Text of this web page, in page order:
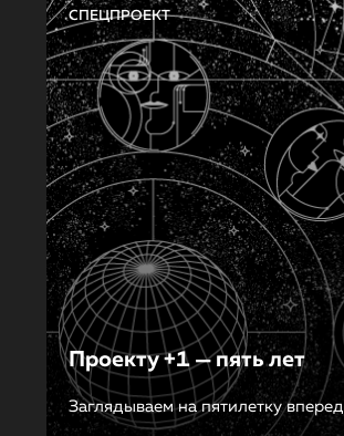
СПЕЦПРОЕКТ
Проекту +1 — пять лет
Заглядываем на пятилетку вперед